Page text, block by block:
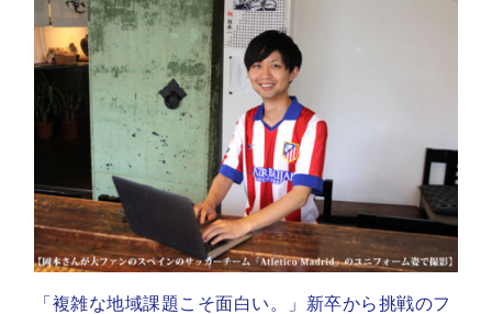
「複雑な地域課題こそ面白い。」新卒から挑戦のフ